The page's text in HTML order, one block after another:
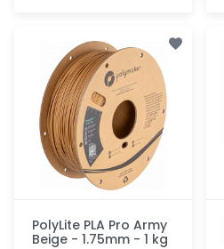
rapide
PolyLite PLA Pro Army
Beige - 1.75mm - 1 kg